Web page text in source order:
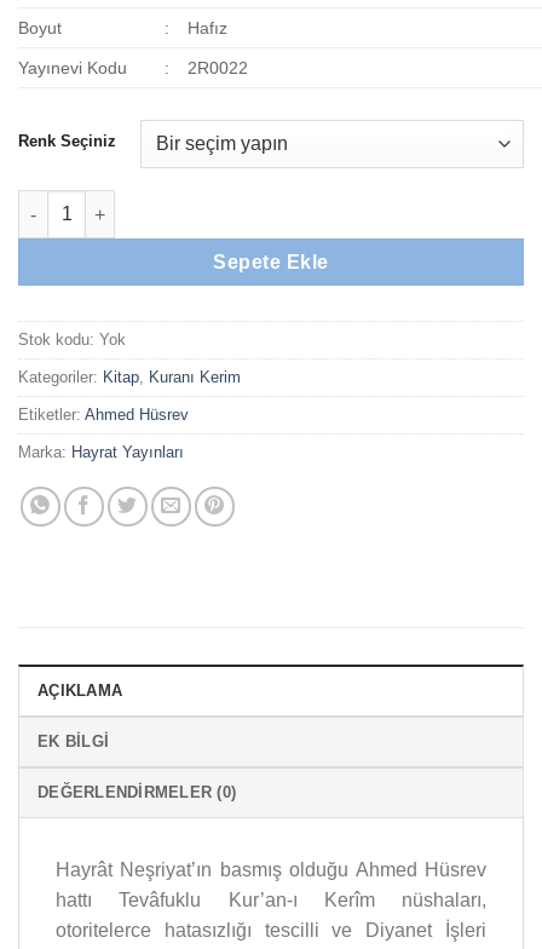
Boyut : Hafız
Yayınevi Kodu : 2R0022
Renk Seçiniz
Hafız Boy Kuranı Kerim adet
Sepete Ekle
Stok kodu: Yok
Kategoriler: Kitap, Kuranı Kerim
Etiketler: Ahmed Hüsrev
Marka: Hayrat Yayınları
AÇIKLAMA
EK BILGI
DEĞERLENDIRMELER (0)
Hayrât Neşriyat’ın basmış olduğu Ahmed Hüsrev
hattı Tevâfuklu Kur’an-ı Kerîm nüshaları,
otoritelerce hatasızlığı tescilli ve Diyanet İşleri